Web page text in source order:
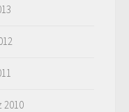
2010